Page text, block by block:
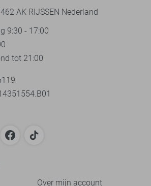
AK RIJSSEN Nederland
9:30 - 17:00
tot 21:00
Over mijn account